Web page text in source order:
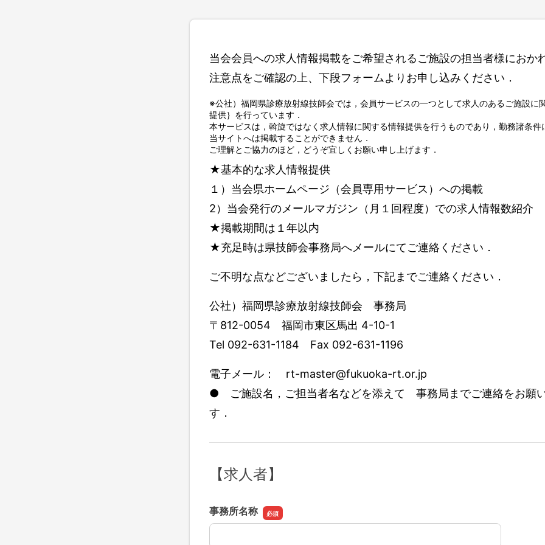
当会会員への求人情報掲載をご希望されるご施設の担当者様におか
注意点をご確認の上、下段フォームよりお申し込みください．
※公社）福岡県診療放射線技師会では，会員サービスの一つとして求人のあるご施設に
提供｝を行っています．
本サービスは，斡旋ではなく求人情報に関する情報提供を行うものであり，勤務諸条件
当サイトへは掲載することができません．
ご理解とご協力のほど，どうぞ宜しくお願い申し上げます．
★基本的な求人情報提供
１）当会県ホームページ（会員専用サービス）への掲載
2）当会発行のメールマガジン（月１回程度）での求人情報数紹介
★掲載期間は１年以内
★充足時は県技師会事務局へメールにてご連絡ください．
ご不明な点などございましたら，下記までご連絡ください．
公社）福岡県診療放射線技師会 事務局
〒812-0054 福岡市東区馬出 4-10-1
Tel 092-631-1184 Fax 092-631-1196
電子メール： rt-master@fukuoka-rt.or.jp
● ご施設名，ご担当者名などを添えて 事務局までご連絡をお願
す．
【求人者】
事務所名称
事務所名称